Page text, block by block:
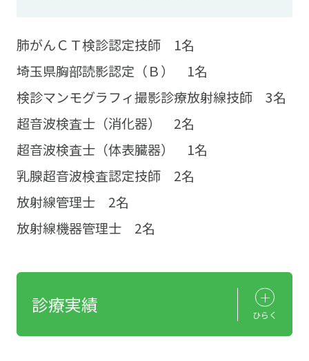
肺がんＣＴ検診認定技師 1名
埼玉県胸部読影認定（Ｂ） 1名
検診マンモグラフィ撮影診療放射線技師 3名
超音波検査士（消化器） 2名
超音波検査士（体表臓器） 1名
乳腺超音波検査認定技師 2名
放射線管理士 2名
放射線機器管理士 2名
診療実績 ひらく